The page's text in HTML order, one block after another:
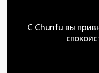
С Chunfu вы